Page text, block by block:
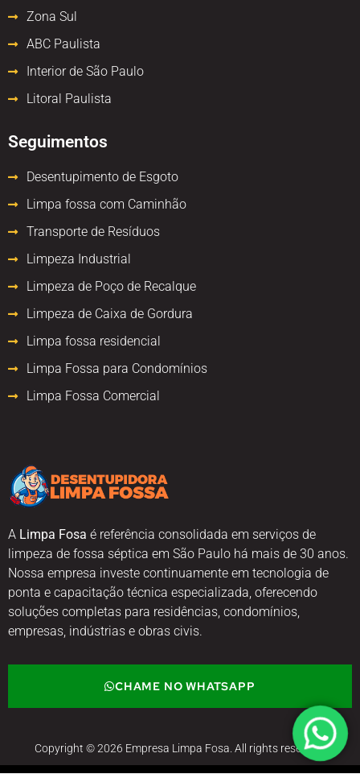
A Limpa Fosa é referência consolidada em serviços de
limpeza de fossa séptica em São Paulo há mais de 30 anos.
Nossa empresa investe continuamente em tecnologia de
ponta e capacitação técnica especializada, oferecendo
soluções completas para residências, condomínios,
empresas, indústrias e obras civis.
CHAME NO WHATSAPP
Zona Sul
ABC Paulista
Interior de São Paulo
Litoral Paulista
Seguimentos
Desentupimento de Esgoto
Limpa fossa com Caminhão
Transporte de Resíduos
Limpeza Industrial
Limpeza de Poço de Recalque
Limpeza de Caixa de Gordura
Limpa fossa residencial
Limpa Fossa para Condomínios
Limpa Fossa Comercial
Copyright © 2026 Empresa Limpa Fosa. All rights reserved.